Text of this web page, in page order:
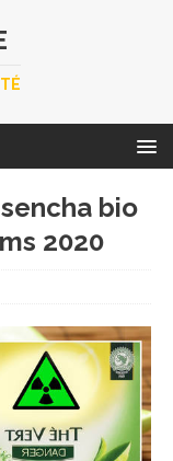
bio
2020